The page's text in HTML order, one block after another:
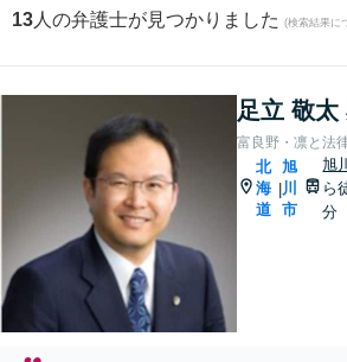
13 人の弁護士が見つかりました (検索結果に
足立 敬太
富良野・凛と法
北
海
道
|
旭
川
市
旭
ら
分